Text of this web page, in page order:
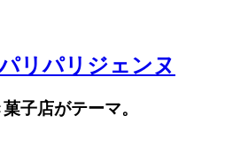
リパリジェンヌ
子店がテーマ。